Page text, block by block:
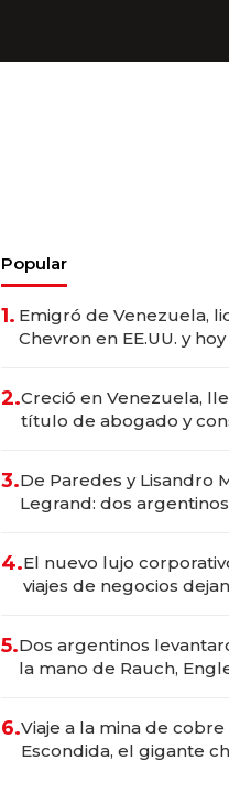
Popular
1. Emigró de Venezuela,
Chevron en EE.UU. y
2.Creció en Venezuela,
título de abogado y
3.De Paredes y Lisandro
Legrand: dos
4.El nuevo lujo
viajes de negocios
5.Dos argentinos
la mano de Rauch,
6.Viaje a la mina de
Escondida, el gigante